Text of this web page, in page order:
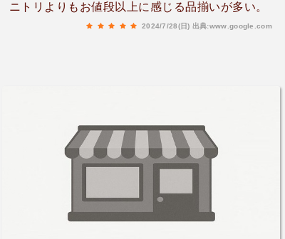
ニトリよりもお値段以上に感じる品揃いが多い。
2024/7/28(日) 出典:www.google.com